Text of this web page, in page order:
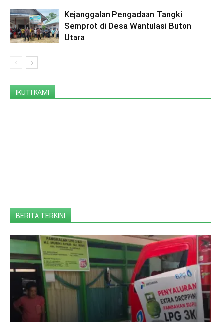
Kejanggalan Pengadaan Tangki
Semprot di Desa Wantulasi Buton
Utara
IKUTI KAMI
BERITA TERKINI